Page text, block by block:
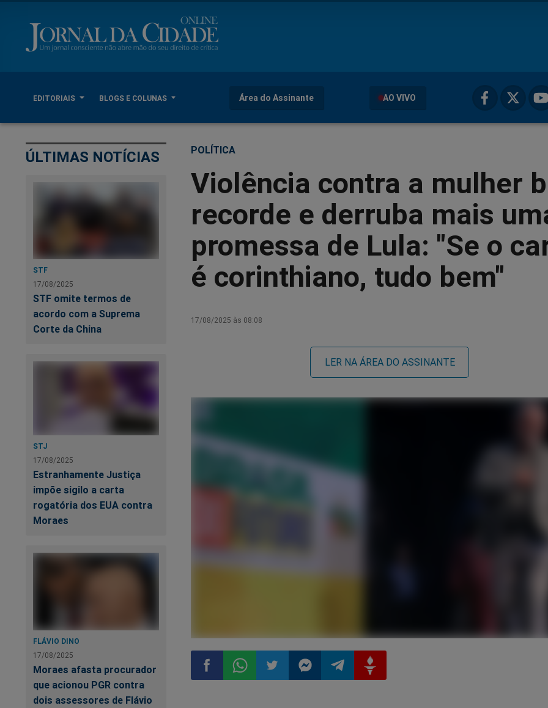
EDITORIAIS BLOGS E COLUNAS Área do Assinante AO VIVO
ÚLTIMAS NOTÍCIAS
STF
17/08/2025
STF omite termos de
acordo com a Suprema
Corte da China
STJ
17/08/2025
Estranhamente Justiça
impõe sigilo a carta
rogatória dos EUA contra
Moraes
FLÁVIO DINO
17/08/2025
Moraes afasta procurador
que acionou PGR contra
dois assessores de Flávio
POLÍTICA
Violência contra a mulher
recorde e derruba mais
promessa de Lula: "Se o
é corinthiano, tudo bem"
17/08/2025 às 08:08
LER NA ÁREA DO ASSINANTE